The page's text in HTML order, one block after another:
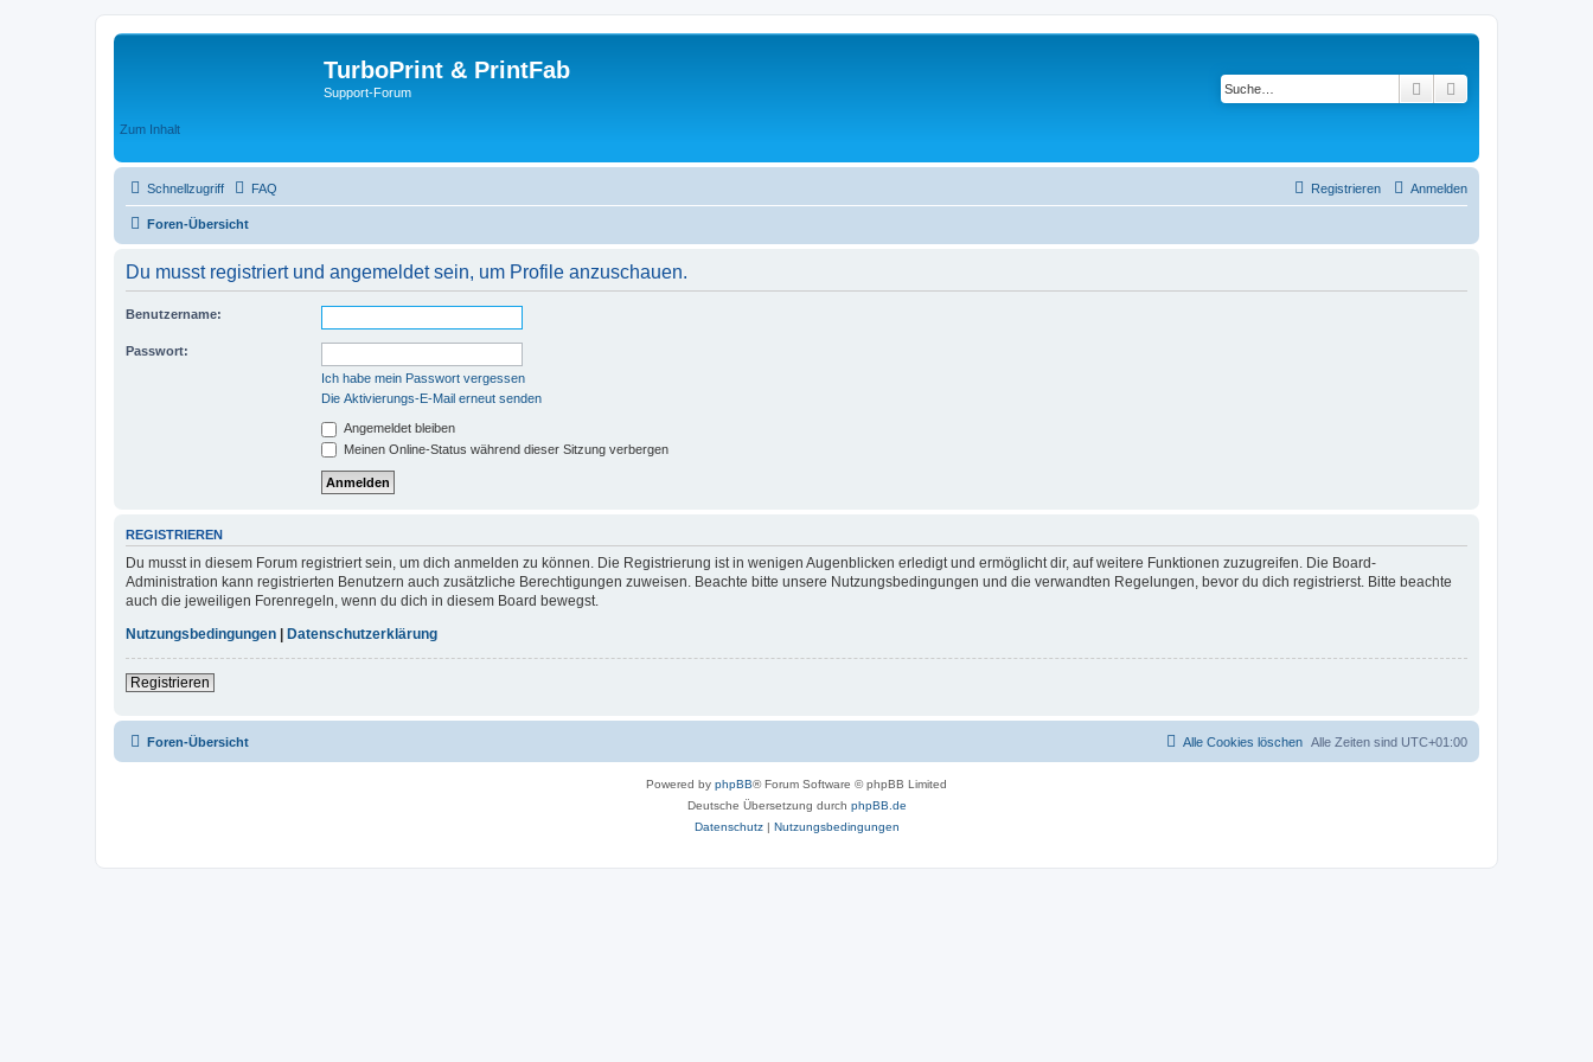
TurboPrint & PrintFab
Support-Forum
Zum Inhalt
Suche
Schnellzugriff FAQ Anmelden
Registrieren
Foren-Übersicht
Du musst registriert und angemeldet sein, um Profile anzuschauen.
Benutzername:
Passwort:
Ich habe mein Passwort vergessen
Die Aktivierungs-E-Mail erneut senden
Angemeldet bleiben
Meinen Online-Status während dieser Sitzung verbergen
REGISTRIEREN
Du musst in diesem Forum registriert sein, um dich anmelden zu können. Die Registrierung ist in wenigen Augenblicken erledigt und ermöglicht dir, auf weitere Funktionen zuzugreifen. Die Board-
Administration kann registrierten Benutzern auch zusätzliche Berechtigungen zuweisen. Beachte bitte unsere Nutzungsbedingungen und die verwandten Regelungen, bevor du dich registrierst. Bitte beachte
auch die jeweiligen Forenregeln, wenn du dich in diesem Board bewegst.
Nutzungsbedingungen | Datenschutzerklärung
Registrieren
Foren-Übersicht Alle Zeiten sind UTC+01:00
Alle Cookies löschen
Powered by phpBB® Forum Software © phpBB Limited
Deutsche Übersetzung durch phpBB.de
Datenschutz | Nutzungsbedingungen